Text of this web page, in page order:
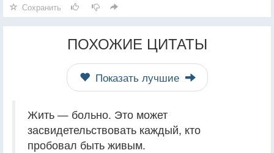
Сохранить
ПОХОЖИЕ ЦИТАТЫ
Показать лучшие
Жить — больно. Это может
засвидетельствовать каждый, кто
пробовал быть живым.